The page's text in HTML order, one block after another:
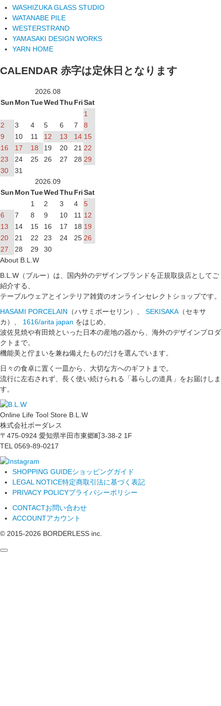
WASHIZUKA GLASS STUDIO
WATANABE PILE
WESTERSTRAND
YAMASAKI DESIGN WORKS
YARN HOME
CALENDAR 赤字は定休日となります
2026.08
Sun MonTueWedThu FriSat
1
2
3 4 5 6 7
8
9
10 11 12 13 14 15
16
17 18 19 20 21 22
23
24 25 26 27 28 29
30
31
2026.09
Sun MonTueWedThu FriSat
1
2 3 4
5
6
7 8 9 10 11 12
13
14 15 16 17 18 19
20
21 22 23 24 25 26
27
28 29
30
About B.L.W
B.L.W（ブルー）は、国内外のデザインブランドを正規取扱店としてご
紹介する、
テーブルウェアとインテリア雑貨のオンラインセレクトショップです。
HASAMI PORCELAIN （ハサミポーセリン）、 SEKISAKA（セキサ
カ）、 1616/arita japan をはじめ、
波佐見焼や有田焼といった日本の産地の器から、海外のデザインプロダ
クトまで。
機能美と佇まいを兼ね備えたものだけを選んでいます。
日々の食卓に置く一皿から、大切な方へのギフトまで。
流行に左右されず、長く使い続けられる「暮らしの道具」をお届けしま
す。
Online Life Tool Store B.L.W
株式会社ボーダレス
〒475-0924 愛知県半田市東郷町3-38-2 1F
TEL 0569-89-0217
SHOPPING GUIDEショッピングガイド
LEGAL NOTICE特定商取引法に基づく表記
PRIVACY POLICYプライバシーポリシー
CONTACTお問い合わせ
ACCOUNTアカウント
© 2015-2026 BORDERLESS inc.